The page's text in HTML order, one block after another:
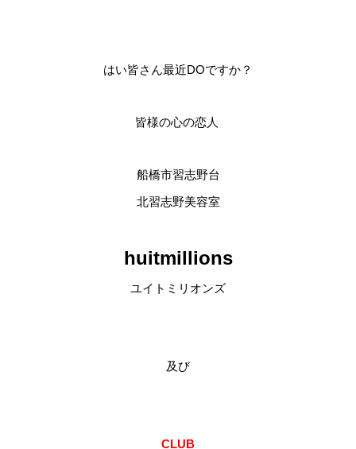
はい皆さん最近DOですか？
皆様の心の恋人
船橋市習志野台
北習志野美容室
huitmillions
ユイトミリオンズ
及び
CLUB